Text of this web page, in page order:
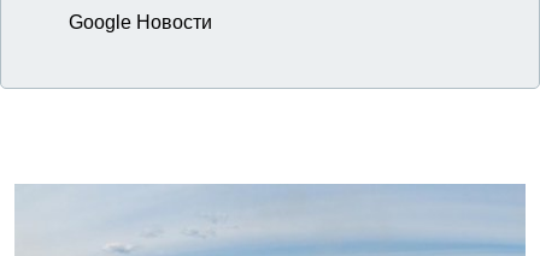
Google Новости